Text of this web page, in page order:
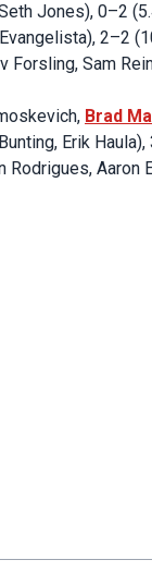
Jones), 0–2
2–2
Sam
Brad
Erik
Aaron